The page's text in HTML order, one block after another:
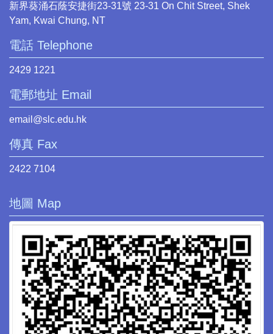
新界葵涌石蔭安捷街23-31號 23-31 On Chit Street, Shek
Yam, Kwai Chung, NT
電話 Telephone
2429 1221
電郵地址 Email
email@slc.edu.hk
傳真 Fax
2422 7104
地圖 Map